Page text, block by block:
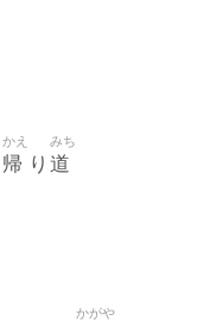
帰
かえ
り 道
みち
かがや